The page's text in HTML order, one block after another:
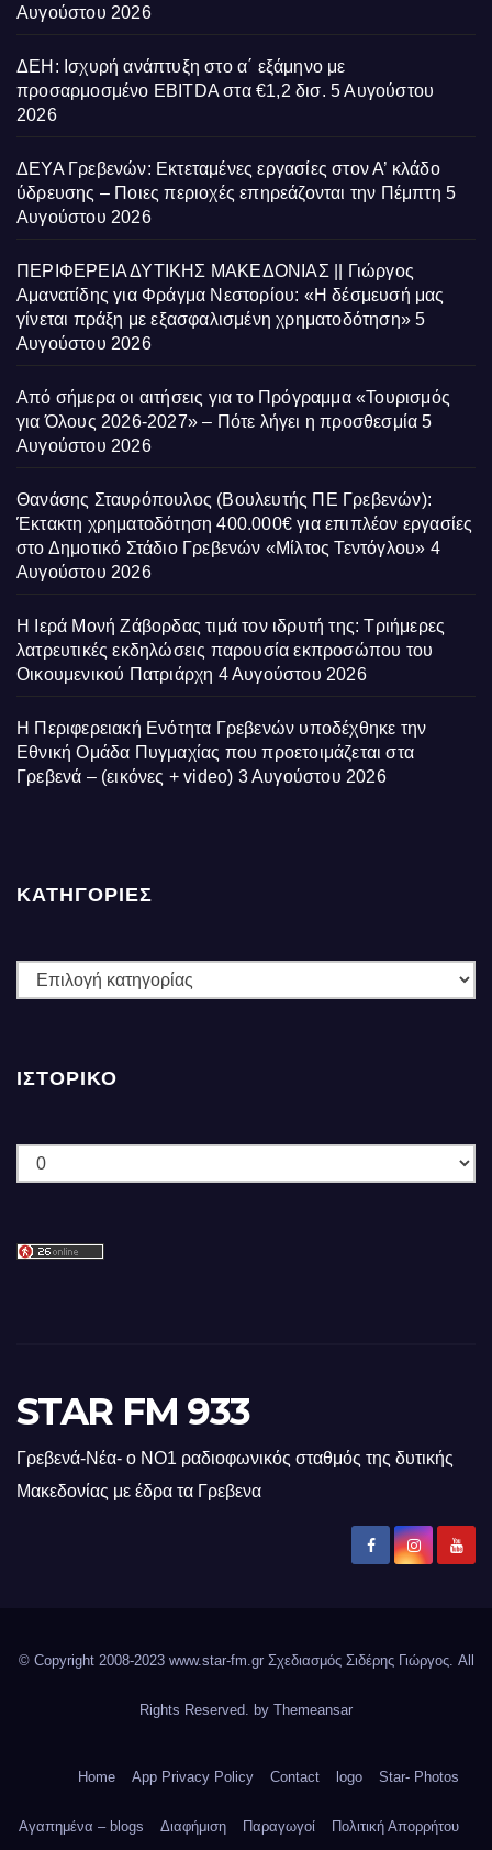
Αυγούστου 2026
ΔΕΗ: Ισχυρή ανάπτυξη στο α΄ εξάμηνο με
προσαρμοσμένο EBITDA στα €1,2 δισ. 5 Αυγούστου
2026
ΔΕΥΑ Γρεβενών: Εκτεταμένες εργασίες στον Α’ κλάδο
ύδρευσης – Ποιες περιοχές επηρεάζονται την Πέμπτη 5
Αυγούστου 2026
ΠΕΡΙΦΕΡΕΙΑ ΔΥΤΙΚΗΣ ΜΑΚΕΔΟΝΙΑΣ || Γιώργος
Αμανατίδης για Φράγμα Νεστορίου: «Η δέσμευσή μας
γίνεται πράξη με εξασφαλισμένη χρηματοδότηση» 5
Αυγούστου 2026
Από σήμερα οι αιτήσεις για το Πρόγραμμα «Τουρισμός
για Όλους 2026-2027» – Πότε λήγει η προσθεσμία 5
Αυγούστου 2026
Θανάσης Σταυρόπουλος (Βουλευτής ΠΕ Γρεβενών):
Έκτακτη χρηματοδότηση 400.000€ για επιπλέον εργασίες
στο Δημοτικό Στάδιο Γρεβενών «Μίλτος Τεντόγλου» 4
Αυγούστου 2026
Η Ιερά Μονή Ζάβορδας τιμά τον ιδρυτή της: Τριήμερες
λατρευτικές εκδηλώσεις παρουσία εκπροσώπου του
Οικουμενικού Πατριάρχη 4 Αυγούστου 2026
Η Περιφερειακή Ενότητα Γρεβενών υποδέχθηκε την
Εθνική Ομάδα Πυγμαχίας που προετοιμάζεται στα
Γρεβενά – (εικόνες + video) 3 Αυγούστου 2026
ΚΑΤΗΓΟΡΙΕΣ
ΚΑΤΗΓΟΡΙΕΣ
ΙΣΤΟΡΙΚΌ
Ιστορικό
STAR FM 933
Γρεβενά-Νέα- ο ΝΟ1 ραδιοφωνικός σταθμός της δυτικής
Μακεδονίας με έδρα τα Γρεβενα
© Copyright 2008-2023 www.star-fm.gr Σχεδιασμός Σιδέρης Γιώργος. All
Rights Reserved. by Themeansar
Home App Privacy Policy Contact logo Star- Photos
Αγαπημένα – blogs Διαφήμιση Παραγωγοί Πολιτική Απορρήτου